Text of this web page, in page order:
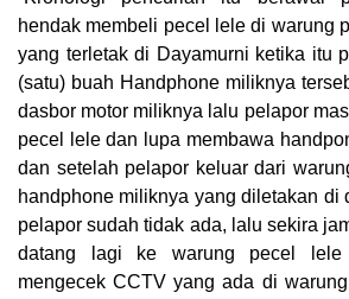
hendak membeli pecel lele di warung
yang terletak di Dayamurni ketika itu
(satu) buah Handphone miliknya
dasbor motor miliknya lalu pelapor
pecel lele dan lupa membawa
dan setelah pelapor keluar dari
handphone miliknya yang diletakan di
pelapor sudah tidak ada, lalu sekira
datang lagi ke warung pecel lele
mengecek CCTV yang ada di